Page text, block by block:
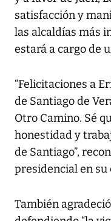
satisfacción y
las alcaldías más
estará a cargo de
“Felicitaciones a
de Santiago de
Otro Camino. Sé
honestidad y
de Santiago”,
presidencial en su
También